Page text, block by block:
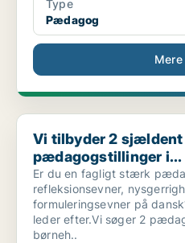
Type
Pædagog
Vi tilbyder 2 sjældent udbudte
Vi tilbyder 2
pædagogstillinger i...
Er du en fagligt stærk
refleksionsevner,
formuleringsevner på
leder efter.Vi søger 2
børneh..